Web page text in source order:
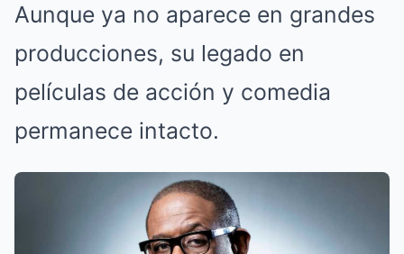
Aunque ya no aparece en grandes
producciones, su legado en
películas de acción y comedia
permanece intacto.